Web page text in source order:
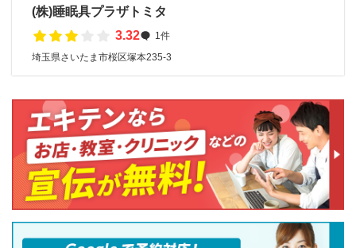
(株)睡眠具プラザトミタ
3.32
1件
埼玉県さいたま市桜区塚本235-3